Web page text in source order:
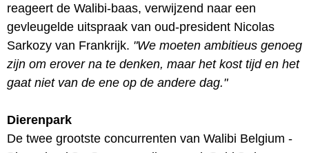
reageert de Walibi-baas, verwijzend naar een
gevleugelde uitspraak van oud-president Nicolas
Sarkozy van Frankrijk. "We moeten ambitieus genoeg
zijn om erover na te denken, maar het kost tijd en het
gaat niet van de ene op de andere dag."
Dierenpark
De twee grootste concurrenten van Walibi Belgium -